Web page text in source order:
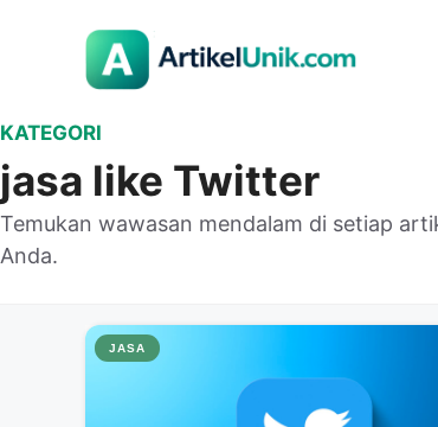
KATEGORI
jasa like Twitter
Temukan wawasan mendalam di setiap
Anda.
JASA